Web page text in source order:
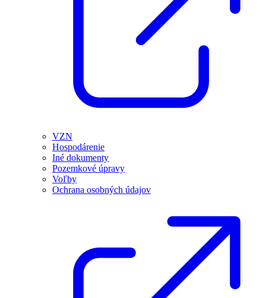
VZN
Hospodárenie
Iné dokumenty
Pozemkové úpravy
Voľby
Ochrana osobných údajov